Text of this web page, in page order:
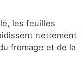
les feuilles
nettement
fromage et de la